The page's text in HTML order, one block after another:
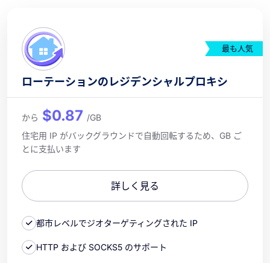
最も人気
ローテーションのレジデンシャルプロキシ
から $0.87 /GB
住宅用 IP がバックグラウンドで自動回転するため、GB ご
とに支払います
詳しく見る
都市レベルでジオターゲティングされた IP
HTTP および SOCKS5 のサポート